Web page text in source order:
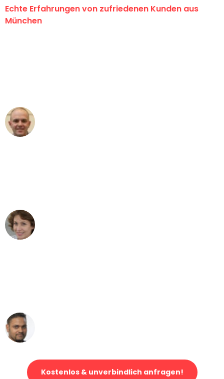
Echte Erfahrungen von zufriedenen Kunden aus
München
Kostenlos & unverbindlich anfragen!